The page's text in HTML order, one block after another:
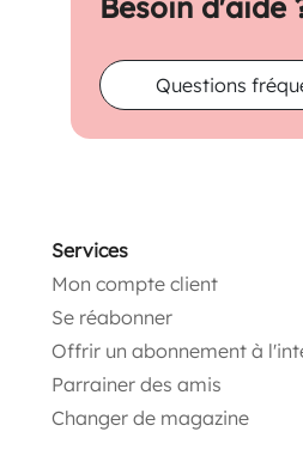
Questions
Services
Mon compte client
Se réabonner
Offrir un abonnement à
Parrainer des amis
Changer de magazine